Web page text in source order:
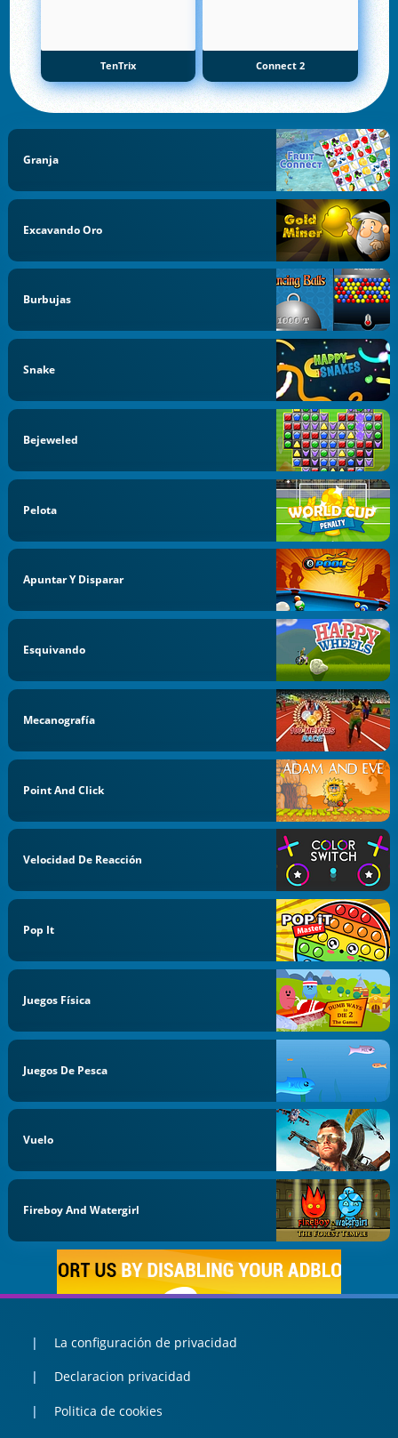
TenTrix Connect 2
Granja
Excavando Oro
Burbujas
Snake
Bejeweled
Pelota
Apuntar Y Disparar
Esquivando
Mecanografía
Point And Click
Velocidad De Reacción
Pop It
Juegos Física
Juegos De Pesca
Vuelo
Fireboy And Watergirl
La configuración de privacidad
Declaracion privacidad
Politica de cookies